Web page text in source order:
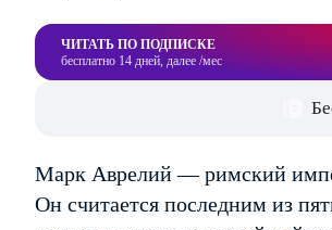
ЧИТАТЬ ПО ПОДПИСКЕ
бесплатно 14 дней, далее /мес
Марк Аврелий — римский
Он считается последним из